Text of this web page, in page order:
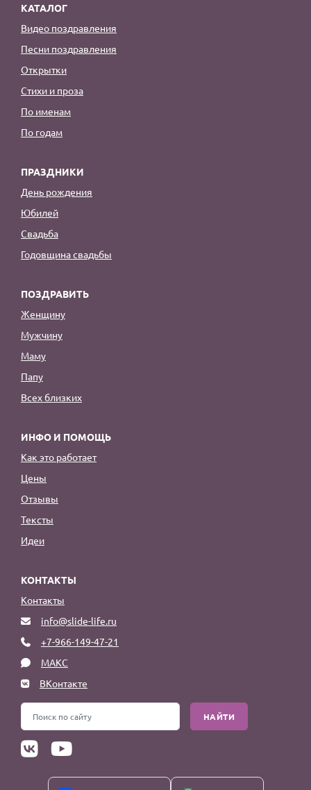
КАТАЛОГ
Видео поздравления
Песни поздравления
Открытки
Стихи и проза
По именам
По годам
ПРАЗДНИКИ
День рождения
Юбилей
Свадьба
Годовщина свадьбы
ПОЗДРАВИТЬ
Женщину
Мужчину
Маму
Папу
Всех близких
ИНФО И ПОМОЩЬ
Как это работает
Цены
Отзывы
Тексты
Идеи
КОНТАКТЫ
Контакты
info@slide-life.ru
+7-966-149-47-21
МАКС
ВКонтакте
НАЙТИ